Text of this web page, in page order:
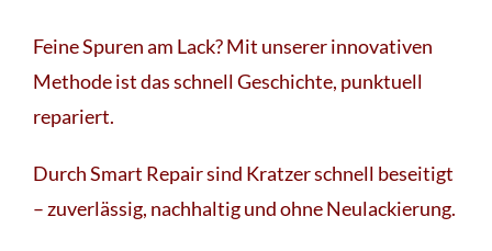
Feine Spuren am Lack? Mit unserer innovativen
Methode ist das schnell Geschichte, punktuell
repariert.
Durch Smart Repair sind Kratzer schnell beseitigt
– zuverlässig, nachhaltig und ohne Neulackierung.